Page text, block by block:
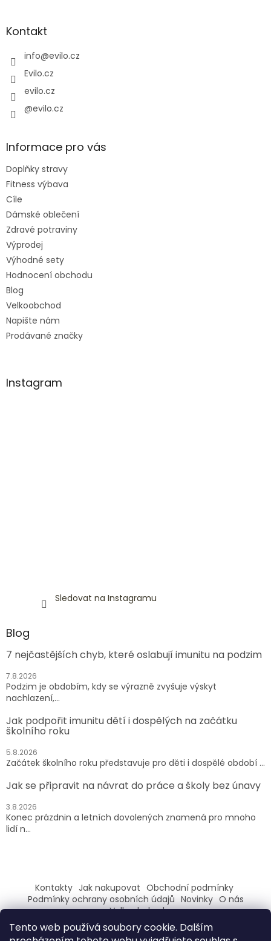
Tento web používá soubory cookie. Dalším
aKontakt
info@evilo.cz
Evilo.cz
evilo.cz
@evilo.cz
Informace pro vás
Doplňky stravy
Fitness výbava
Cíle
Dámské oblečení
Zdravé potraviny
Výprodej
Výhodné sety
Hodnocení obchodu
Blog
Velkoobchod
Napište nám
Prodávané značky
Instagram
Sledovat na Instagramu
Blog
7 nejčastějších chyb, které oslabují imunitu na podzim
7.8.2026
Podzim je obdobím, kdy se výrazně zvyšuje výskyt
nachlazení,...
Jak podpořit imunitu dětí i dospělých na začátku
školního roku
5.8.2026
Začátek školního roku představuje pro děti i dospělé období ...
Jak se připravit na návrat do práce a školy bez únavy
3.8.2026
Konec prázdnin a letních dovolených znamená pro mnoho
lidí n...
Kontakty Jak nakupovat Obchodní podmínky
Podmínky ochrany osobních údajů Novinky O nás
Velkoobchod
ZAREGISTRUJ SE A ZÍSKEJ SLEVU 100,- NA PRVNÍ NÁKUP